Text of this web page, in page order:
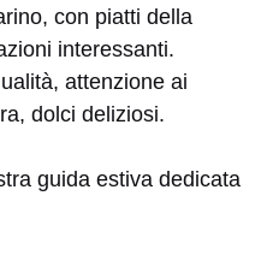
con piatti della
interessanti.
attenzione ai
dolci deliziosi.
guida estiva dedicata